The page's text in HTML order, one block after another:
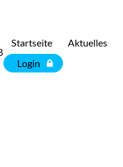
Startseite Aktuelles
Login